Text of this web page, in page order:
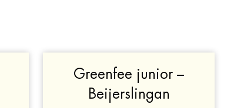
Greenfee junior –
Beijerslingan